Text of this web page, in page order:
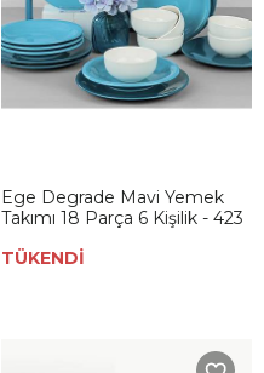
Ege Degrade Mavi Yemek
Takımı 18 Parça 6 Kişilik - 423
TÜKENDİ